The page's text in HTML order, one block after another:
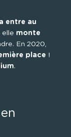
entre au
elle monte
En 2020,
place !
.